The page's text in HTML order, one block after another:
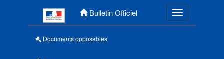
Bulletin Officiel Toggle
Documents opposables